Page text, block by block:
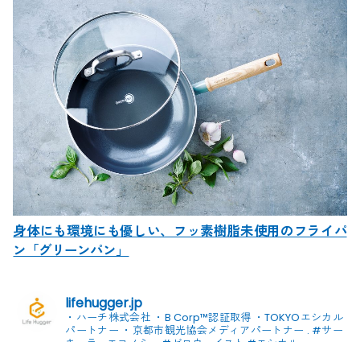
身体にも環境にも優しい、フッ素樹脂未使用のフライパ
ン「グリーンパン」
lifehugger.jp
・ハーチ株式会社 ・B Corp™認証取得 ・TOKYOエシカル
パートナー ・京都市観光協会メディアパートナー . #サー